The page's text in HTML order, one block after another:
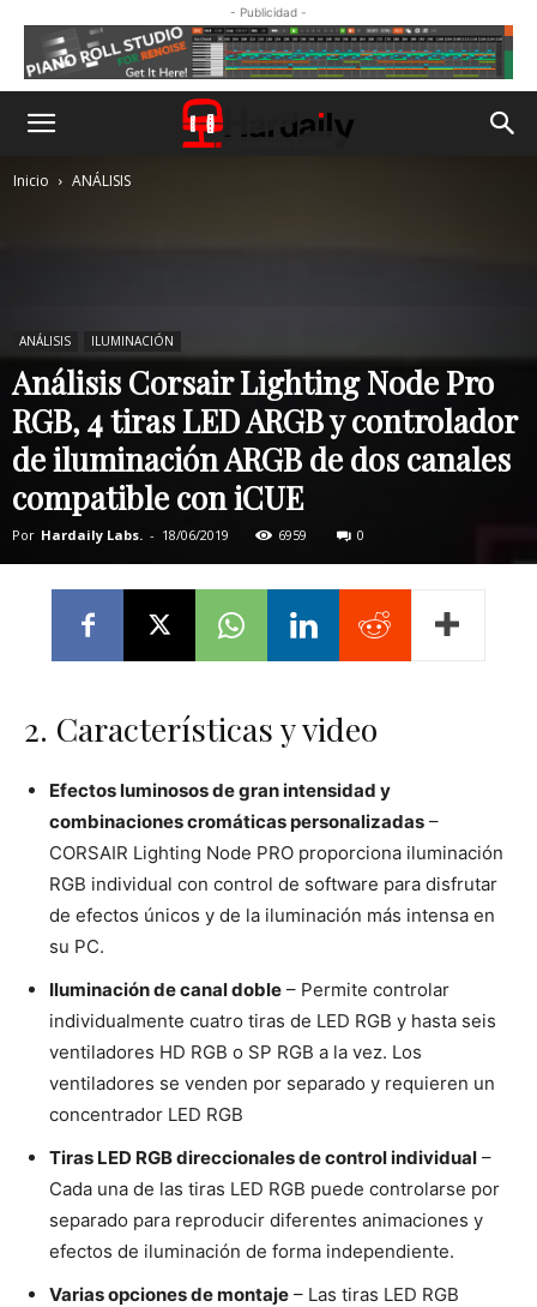
- Publicidad -
Inicio ANÁLISIS
ANÁLISIS ILUMINACIÓN
Análisis Corsair Lighting Node Pro
RGB, 4 tiras LED ARGB y controlador
de iluminación ARGB de dos canales
compatible con iCUE
Por Hardaily Labs. - 18/06/2019 6959 0
2. Características y video
Efectos luminosos de gran intensidad y
combinaciones cromáticas personalizadas –
CORSAIR Lighting Node PRO proporciona iluminación
RGB individual con control de software para disfrutar
de efectos únicos y de la iluminación más intensa en
su PC.
Iluminación de canal doble – Permite controlar
individualmente cuatro tiras de LED RGB y hasta seis
ventiladores HD RGB o SP RGB a la vez. Los
ventiladores se venden por separado y requieren un
concentrador LED RGB
Tiras LED RGB direccionales de control individual –
Cada una de las tiras LED RGB puede controlarse por
separado para reproducir diferentes animaciones y
efectos de iluminación de forma independiente.
Varias opciones de montaje – Las tiras LED RGB